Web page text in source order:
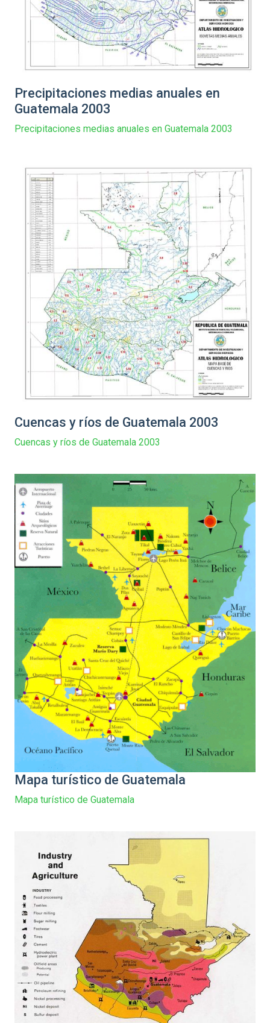
Precipitaciones medias anuales en
Guatemala 2003
Precipitaciones medias anuales en Guatemala 2003
Cuencas y ríos de Guatemala 2003
Cuencas y ríos de Guatemala 2003
Mapa turístico de Guatemala
Mapa turístico de Guatemala